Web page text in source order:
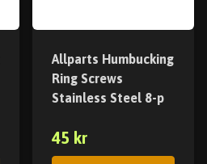
Allparts Humbucking
Ring Screws
Stainless Steel 8-p
45 kr